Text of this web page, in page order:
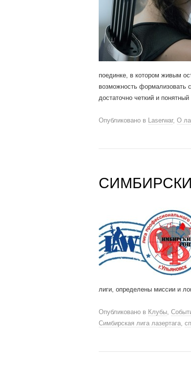
поединке, в котором живым
возможность формализовать
достаточно четкий и
Опубликовано в Laserwar, О
лиги, определены миссии и
Опубликовано в Клубы,
Симбирская лига лазертага,